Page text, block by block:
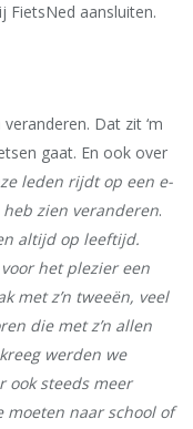
FietsNed aansluiten.
Dat zit ‘m
gaat. En ook over
leden rijdt op een e-
zien veranderen.
altijd op leeftijd.
het plezier een
met z’n tweeën, veel
die met z’n allen
werden we
ooksteeds meer
moeten naar school of